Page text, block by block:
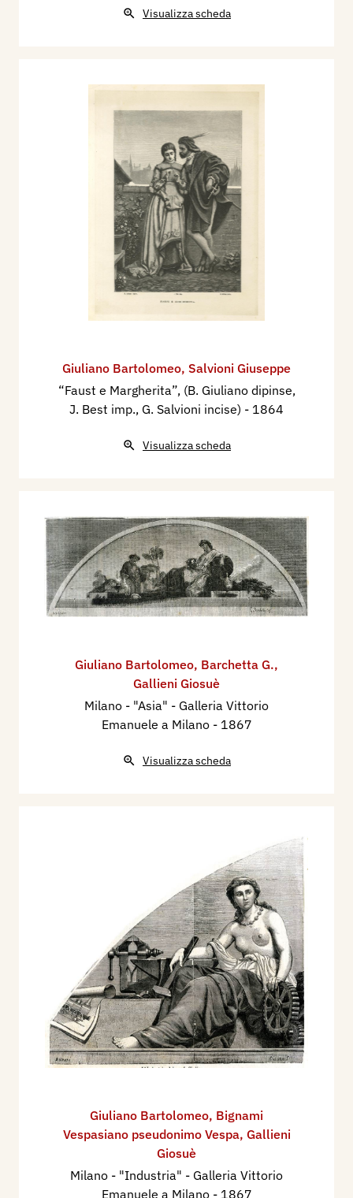
Visualizza scheda
Giuliano Bartolomeo, Salvioni Giuseppe
“Faust e Margherita”, (B. Giuliano dipinse,
J. Best imp., G. Salvioni incise) - 1864
Visualizza scheda
Giuliano Bartolomeo, Barchetta G.,
Gallieni Giosuè
Milano - "Asia" - Galleria Vittorio
Emanuele a Milano - 1867
Visualizza scheda
Giuliano Bartolomeo, Bignami
Vespasiano pseudonimo Vespa, Gallieni
Giosuè
Milano - "Industria" - Galleria Vittorio
Emanuele a Milano - 1867